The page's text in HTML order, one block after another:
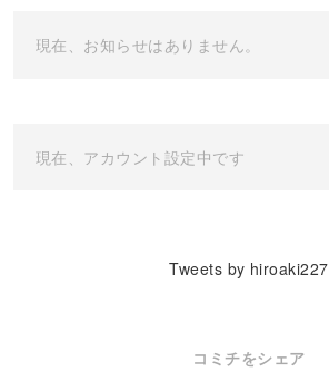
現在、お知らせはありません。
現在、アカウント設定中です
Tweets by hiroaki227
コミチをシェア